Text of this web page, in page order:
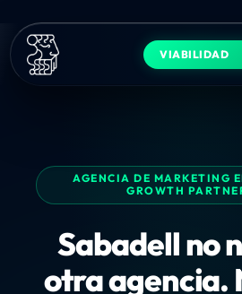
VIABILIDAD
AGENCIA DE MARKETING
GROWTH
Sabadell no
otra agencia.